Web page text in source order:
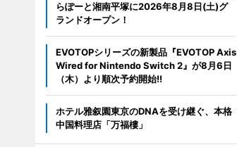
らぽーと湘南平塚に2026年8月8日(土)グ
ランドオープン！
EVOTOPシリーズの新製品『EVOTOP Axis
Wired for Nintendo Switch 2』が8月6日
（木）より順次予約開始!!
ホテル雅叙園東京のDNAを受け継ぐ、本格
中国料理店「万福樓」